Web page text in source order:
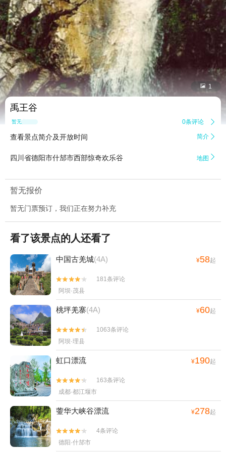
 1
禹王谷
暂无点评 0条评论 
查看景点简介及开放时间 简介 
四川省德阳市什邡市西部惊奇欢乐谷 地图 
暂无报价
暂无门票预订，我们正在努力补充
看了该景点的人还看了
中国古羌城(4A) ¥58起


181条评论
阿坝·茂县
桃坪羌寨(4A) ¥60起


1063条评论
阿坝·理县
虹口漂流 ¥190起


163条评论
成都·都江堰市
蓥华大峡谷漂流 ¥278起


4条评论
德阳·什邡市
